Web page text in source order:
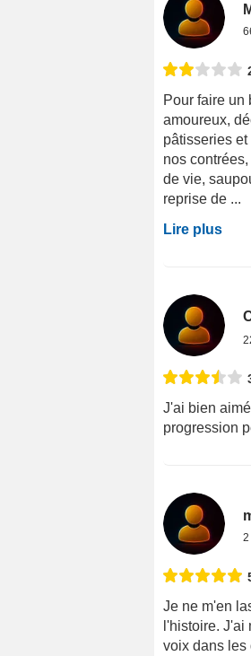
Pour faire un
amoureux,
pâtisseries
nos
de vie,
reprise de ...
Lire plus
J'ai bien
progression
2
Je ne m'en
l'histoire.
voix dans les